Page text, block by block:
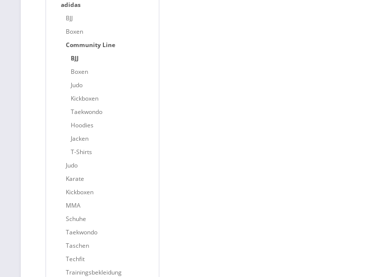
adidas
BJJ
Boxen
Community Line
BJJ
Boxen
Judo
Kickboxen
Taekwondo
Hoodies
Jacken
T-Shirts
Judo
Karate
Kickboxen
MMA
Schuhe
Taekwondo
Taschen
Techfit
Trainingsbekleidung